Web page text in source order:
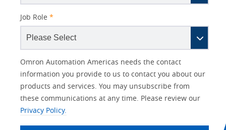
Job Role *
Other
Lead
Source
Lead
Source
Detail
Status
Opt-in
Marketing
No
Yes
I
am
an
Your
Role
Product Family
Interest
Automation
Components
Solutions Interest
IO Link
Panel Building
Quality Control
Omron Automation Americas needs the contact
information you provide to us to contact you about our
products and services. You may unsubscribe from
these communications at any time. Please review our
Privacy Policy.